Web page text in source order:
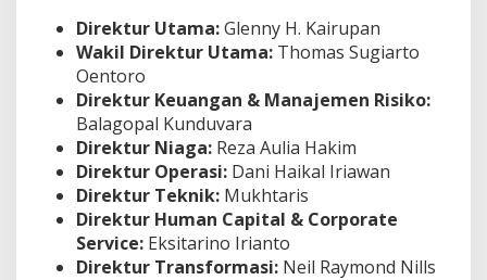
Direktur Utama:Glenny H. Kairupan
Wakil Direktur Utama: Thomas Sugiarto
Oentoro
Direktur Keuangan & Manajemen Risiko:
Balagopal Kunduvara
Direktur Niaga: Reza Aulia Hakim
Direktur Operasi: Dani Haikal Iriawan
Direktur Teknik: Mukhtaris
Direktur Human Capital & Corporate
Service: Eksitarino Irianto
Direktur Transformasi: Neil Raymond Nills